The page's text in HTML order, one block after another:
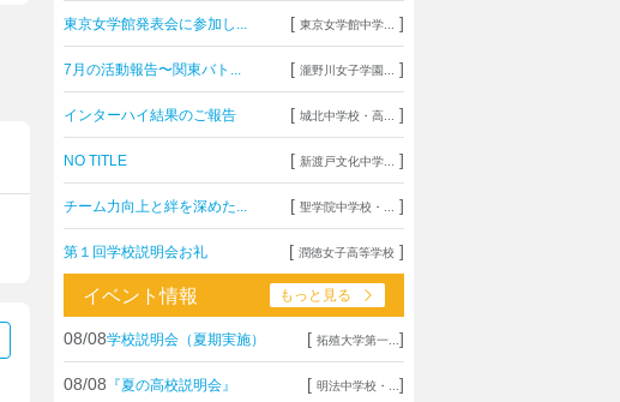
東京女学館発表会に参加し... [ 東京女学館中学... ]
7月の活動報告〜関東バト... [ 瀧野川女子学園... ]
インターハイ結果のご報告 [ 城北中学校・高... ]
NO TITLE [ 新渡戸文化中学... ]
チーム力向上と絆を深めた... [ 聖学院中学校・... ]
第１回学校説明会お礼 [ 潤徳女子高等学校 ]
イベント情報 もっと見る
08/08学校説明会（夏期実施） [ 拓殖大学第一... ]
08/08 『夏の高校説明会』 [ 明法中学校・... ]